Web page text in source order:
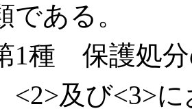
である。
種 保護処分
<2>及び<3>